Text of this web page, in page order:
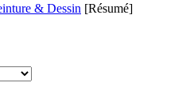
& Dessin [Résumé]